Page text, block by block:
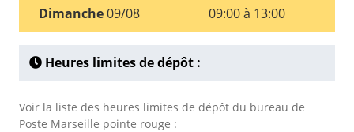
Dimanche09/08 09:00 à 13:00
Heures limites de dépôt :
Voir la liste des heures limites de dépôt du bureau de
Poste Marseille pointe rouge :